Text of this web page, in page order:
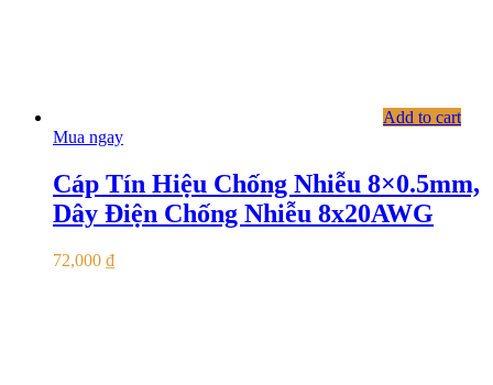
Add to cart
Mua ngay
Cáp Tín Hiệu Chống Nhiễu 8×0.5mm,
Dây Điện Chống Nhiễu 8x20AWG
72,000 ₫